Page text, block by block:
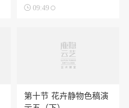
 09:49
第十节 花卉静物色稿演